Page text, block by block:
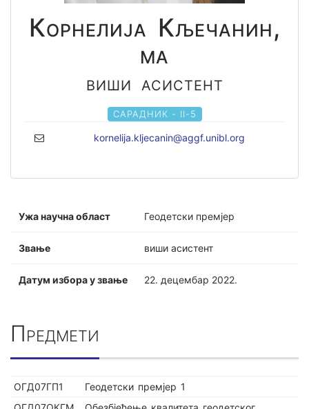
Корнелија Кљечанин,
ма
виши асистент
САРАДНИК - II-5
kornelija.kljecanin@aggf.unibl.org
Ужа научна област Геодетски премјер
Звање виши асистент
Датум избора у звање 22. децембар 2022.
Предмети
ОГД07ГП1
Геодетски премјер 1